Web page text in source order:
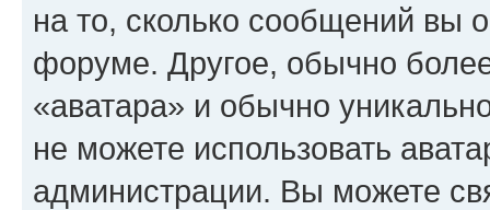
на то, сколько сообщений вы
форуме. Другое, обычно
«аватара» и обычно
не можете использовать
администрации. Вы можете